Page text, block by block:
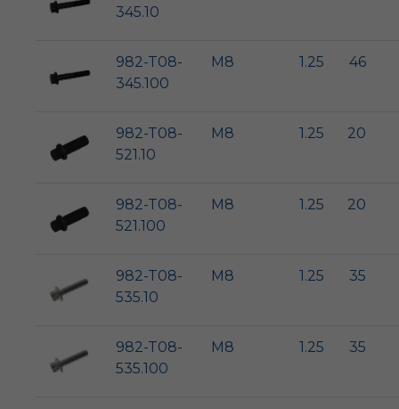
345.10
982-T08-
345.100
M8 1.25 46
982-T08-
521.10
M8 1.25 20
982-T08-
521.100
M8 1.25 20
982-T08-
535.10
M8 1.25 35
982-T08-
535.100
M8 1.25 35